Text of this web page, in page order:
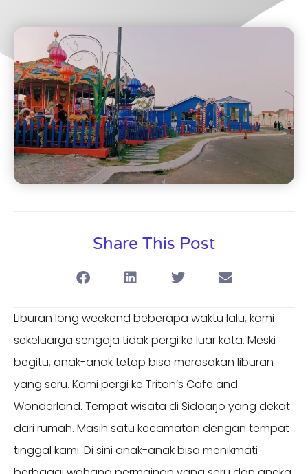
Share This Post
Liburan long weekend beberapa waktu lalu, kami
sekeluarga sengaja tidak pergi ke luar kota. Meski
begitu, anak-anak tetap bisa merasakan liburan
yang seru. Kami pergi ke Triton’s Cafe and
Wonderland. Tempat wisata di Sidoarjo yang dekat
dari rumah. Masih satu kecamatan dengan tempat
tinggal kami. Di sini anak-anak bisa menikmati